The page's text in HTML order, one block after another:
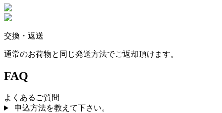
交換・返送
通常のお荷物と同じ発送方法でご返却頂けます。
FAQ
よくあるご質問
申込方法を教えて下さい。